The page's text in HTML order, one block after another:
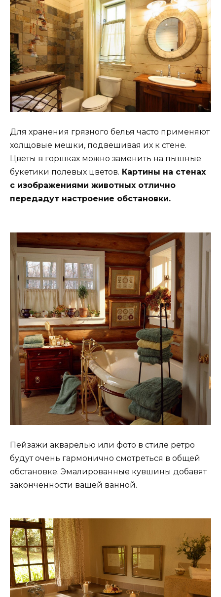
Для хранения грязного белья часто применяют
холщовые мешки, подвешивая их к стене.
Цветы в горшках можно заменить на пышные
букетики полевых цветов. Картины на стенах
с изображениями животных отлично
передадут настроение обстановки.
Пейзажи акварелью или фото в стиле ретро
будут очень гармонично смотреться в общей
обстановке. Эмалированные кувшины добавят
законченности вашей ванной.